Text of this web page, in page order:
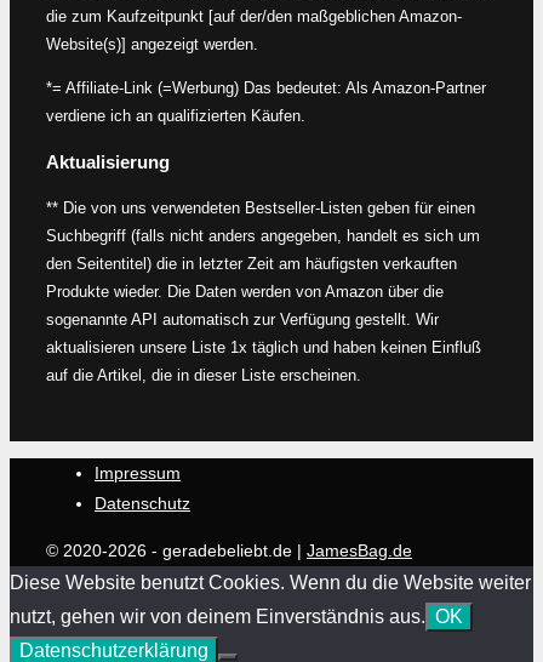
die zum Kaufzeitpunkt [auf der/den maßgeblichen Amazon-
Website(s)] angezeigt werden.
*= Affiliate-Link (=Werbung) Das bedeutet: Als Amazon-Partner
verdiene ich an qualifizierten Käufen.
Aktualisierung
** Die von uns verwendeten Bestseller-Listen geben für einen
Suchbegriff (falls nicht anders angegeben, handelt es sich um
den Seitentitel) die in letzter Zeit am häufigsten verkauften
Produkte wieder. Die Daten werden von Amazon über die
sogenannte API automatisch zur Verfügung gestellt. Wir
aktualisieren unsere Liste 1x täglich und haben keinen Einfluß
auf die Artikel, die in dieser Liste erscheinen.
Impressum
Datenschutz
© 2020-2026 - geradebeliebt.de | JamesBag.de
Diese Website benutzt Cookies. Wenn du die Website weiter
nutzt, gehen wir von deinem Einverständnis aus. OK
Datenschutzerklärung